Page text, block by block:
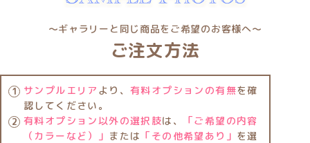
〜ギャラリーと同じ商品をご希望のお客様へ〜
ご注文方法
サンプルエリア より、有料オプションの有無を確
認してください。
有料オプション以外の選択肢は、
「ご希望の内容
（カラーなど）」 または 「その他希望あり」 を選